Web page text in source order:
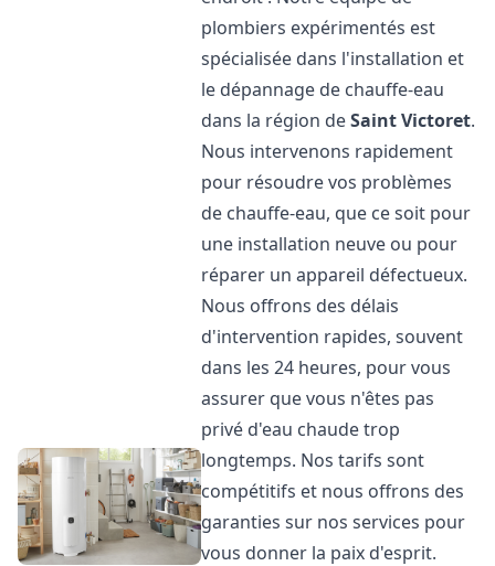
plombiers expérimentés est
spécialisée dans l'installation et
le dépannage de chauffe-eau
dans la région deSaint Victoret.
Nous intervenons rapidement
pour résoudre vos problèmes
de chauffe-eau, que ce soit pour
une installation neuve ou pour
réparer un appareil défectueux.
Nous offrons des délais
d'intervention rapides, souvent
dans les 24 heures, pour vous
assurer que vous n'êtes pas
privé d'eau chaude trop
longtemps. Nos tarifs sont
compétitifs et nous offrons des
garanties sur nos services pour
vous donner la paix d'esprit.